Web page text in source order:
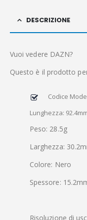
DESCRIZIONE
Vuoi vedere DAZN?
Questo è il prodotto
Codice
Lunghezza:
Peso: 28.5g
Larghezza:
Colore: Nero
Spessore:
Risoluzione di